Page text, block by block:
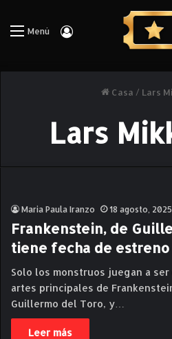
Menú Iniciar Sesión
Casa / Lars
Lars
Maria Paula Iranzo 18 agosto, 2025
Frankenstein, de
tiene fecha de
Solo los monstruos juegan a
artes principales de
Guillermo del Toro, y…
Leer más